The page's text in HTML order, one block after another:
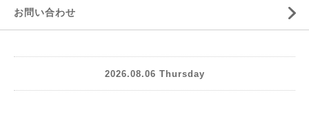
お問い合わせ
2026.08.06 Thursday